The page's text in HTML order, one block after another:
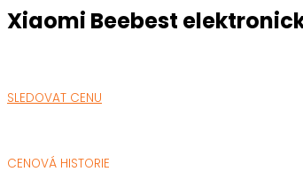
Xiaomi Beebest
SLEDOVAT CENU
CENOVÁ HISTORIE